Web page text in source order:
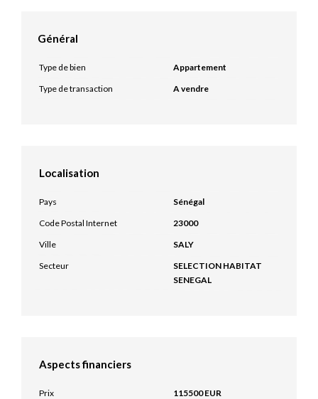
Général
Type de bien
Appartement
Type de transaction
A vendre
Localisation
Pays
Sénégal
Code Postal Internet
23000
Ville
SALY
Secteur
SELECTION HABITAT
SENEGAL
Aspects financiers
Prix
115500 EUR